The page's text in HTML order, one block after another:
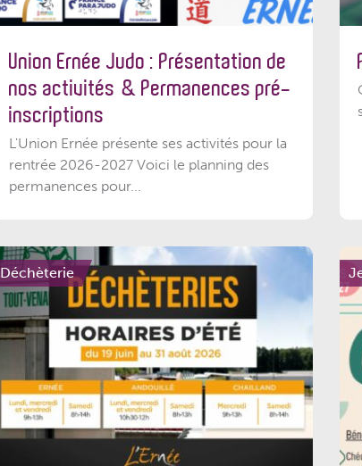
Union Ernée Judo : Présentation de
nos activités & Permanences pré-
inscriptions
L'Union Ernée présente ses activités pour la
rentrée 2026-2027 Voici le planning des
permanences pour...
Déchèterie